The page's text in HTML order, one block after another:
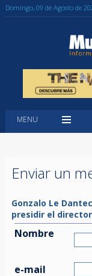
Domingo, 09 de Agosto de
MENU
Enviar un
Gonzalo Le
presidir el
Nombre
e-mail